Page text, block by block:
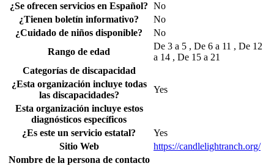
¿Se ofrecen servicios en Español? No
¿Tienen boletín informativo?
No
¿Cuidado de niños disponible?
No
Rango de edad
De 3 a 5 , De 6 a 11 , De 12
a 14 , De 15 a 21
Categorías de discapacidad
¿Esta organización incluye todas
las discapacidades?
Yes
Esta organización incluye estos
diagnósticos específicos
¿Es este un servicio estatal?
Yes
Sitio Web
https://candlelightranch.org/
Nombre de la persona de contacto